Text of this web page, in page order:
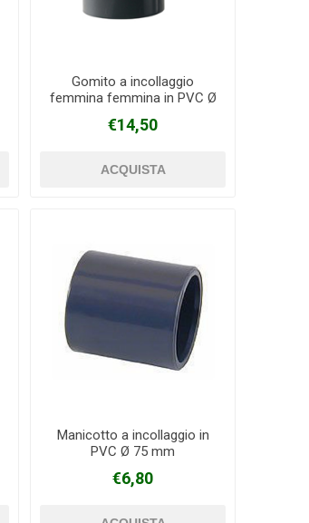
Gomito a incollaggio
femmina femmina in PVC Ø
€14,50
Manicotto a incollaggio in
PVC Ø 75 mm
€6,80